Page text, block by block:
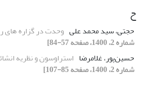
ح
حجتی، سید محمد علی وحدت در گزاره های
شماره 2، 1400، صفحه 57-84]
حسین‌پور، غلامرضا استراوسون و نظریه
شماره 2، 1400، صفحه 85-107]